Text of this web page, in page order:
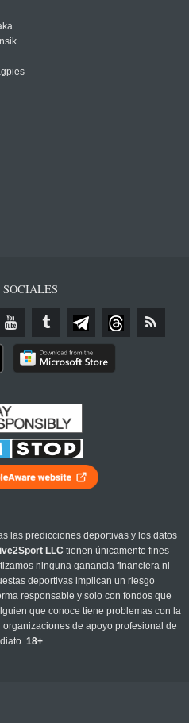
SOCIALES
las predicciones deportivas y los datos
LLC tienen únicamente fines
ninguna ganancia financiera ni
deportivas implican un riesgo
responsable y solo con fondos que
que conoce tiene problemas con la
de apoyo profesional de
18+